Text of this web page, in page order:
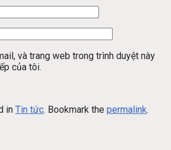
và trang web trong trình duyệt này
của tôi.
in Tin tức. Bookmark the permalink.